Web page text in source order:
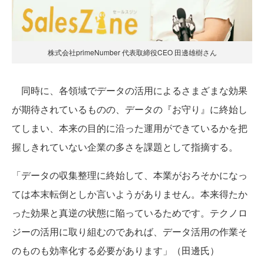
株式会社primeNumber 代表取締役CEO 田邊雄樹さん
同時に、各領域でデータの活用によるさまざまな効果
が期待されているものの、データの『お守り』に終始し
てしまい、本来の目的に沿った運用ができているかを把
握しきれていない企業の多さを課題として指摘する。
「データの収集整理に終始して、本業がおろそかになっ
ては本末転倒としか言いようがありません。本来得たか
った効果と真逆の状態に陥っているためです。テクノロ
ジーの活用に取り組むのであれば、データ活用の作業そ
のものも効率化する必要があります」（田邊氏）